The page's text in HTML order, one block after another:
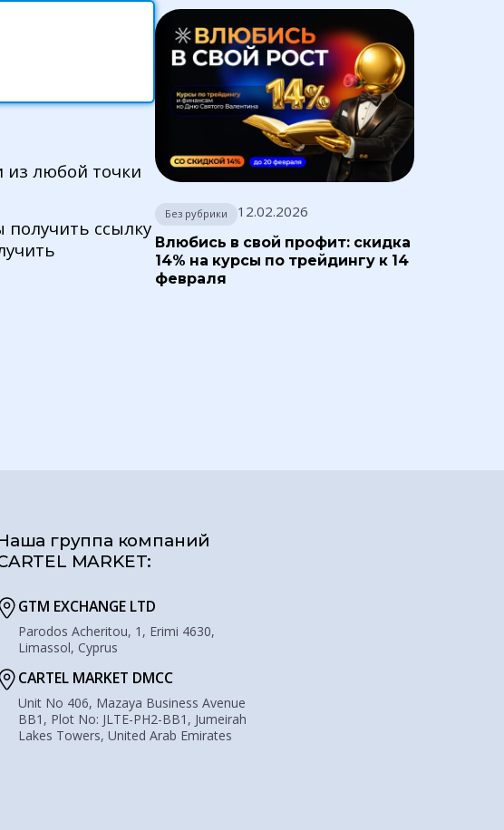
из любой точки
ссылку
Без рубрики 12.02.2026
Влюбись в свой профит: скидка
14% на курсы по трейдингу к 14
февраля
группа компаний
MARKET:
GTM EXCHANGE LTD
Parodos Acheritou, 1, Erimi 4630,
Limassol, Cyprus
CARTEL MARKET DMCC
Unit No 406, Mazaya Business Avenue
BB1, Plot No: JLTE-PH2-BB1, Jumeirah
Lakes Towers, United Arab Emirates